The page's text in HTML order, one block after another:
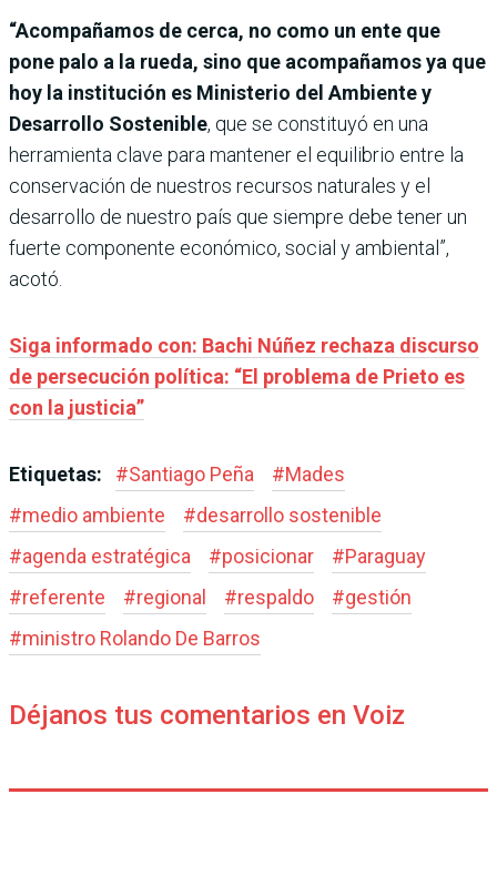
“Acompañamos de cerca, no como un ente que
pone palo a la rueda, sino que acompañamos ya que
hoy la institución es Ministerio del Ambiente y
Desarrollo Sostenible, que se constituyó en una
herramienta clave para mantener el equilibrio entre la
conservación de nuestros recursos naturales y el
desarrollo de nuestro país que siempre debe tener un
fuerte componente económico, social y ambiental”,
acotó.
Siga informado con: Bachi Núñez rechaza discurso
de persecución política: “El problema de Prieto es
con la justicia”
Etiquetas: #Santiago Peña #Mades
#medio ambiente #desarrollo sostenible
#agenda estratégica #posicionar #Paraguay
#referente #regional #respaldo #gestión
#ministro Rolando De Barros
Déjanos tus comentarios en Voiz